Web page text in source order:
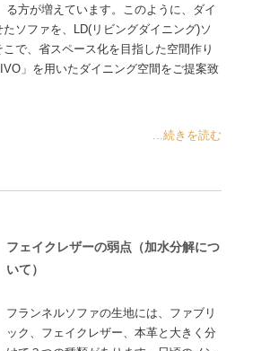
る方が増えています。このように、ダイ
ソファを、LD(リビングダイニング)ソ
で、省スペース化を目指した空間作り
」を用いたダイニング空間をご提案致
...続きを読む
フェイクレザーの弱点（加水分解につ
いて）
フランネルソファの生地には、ファブリ
ック、フェイクレザー、本革と大きく分